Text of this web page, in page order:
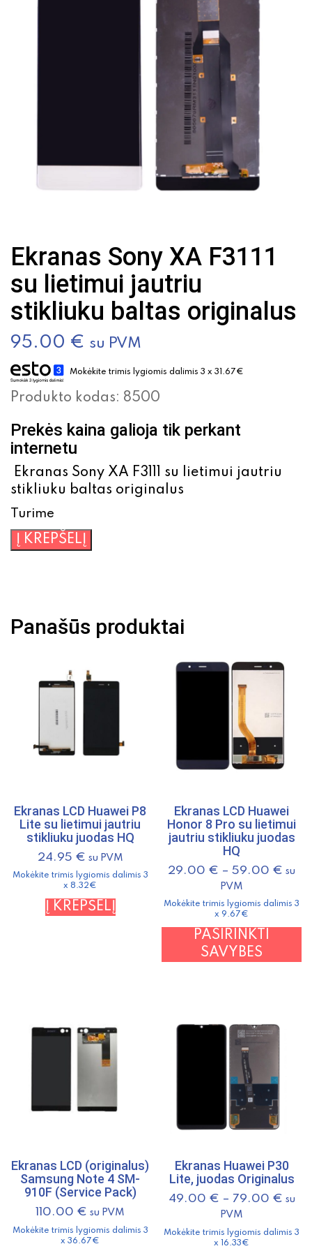
Ekranas Sony XA F3111
su lietimui jautriu
stikliuku baltas originalus
95.00 € su PVM
Mokėkite trimis lygiomis dalimis 3 x 31.67€
Produkto kodas: 8500
Prekės kaina galioja tik perkant
internetu
Ekranas Sony XA F3111 su lietimui jautriu
stikliuku baltas originalus
Turime
produkto
kiekis:
F3111
baltas
originalus
Į KREPŠELĮ
Panašūs produktai
Ekranas LCD Huawei P8
Lite su lietimui jautriu
stikliuku juodas HQ
24.95 € su PVM
Mokėkite trimis lygiomis dalimis 3
x 8.32€
Į KREPŠELĮ
Ekranas LCD Huawei
Honor 8 Pro su lietimui
jautriu stikliuku juodas
HQ
29.00 € –59.00 € su
PVM
Mokėkite trimis lygiomis dalimis 3
x 9.67€
PASIRINKTI
SAVYBES
Ekranas LCD (originalus)
Samsung Note 4 SM-
910F (Service Pack)
110.00 € su PVM
Mokėkite trimis lygiomis dalimis 3
x 36.67€
Ekranas Huawei P30
Lite, juodas Originalus
49.00 € – 79.00 € su
PVM
Mokėkite trimis lygiomis dalimis 3
x 16.33€